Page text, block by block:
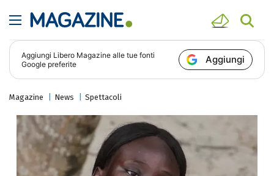
Aggiungi Libero Magazine alle tue fonti
Google preferite
Aggiungi
Magazine News Spettacoli